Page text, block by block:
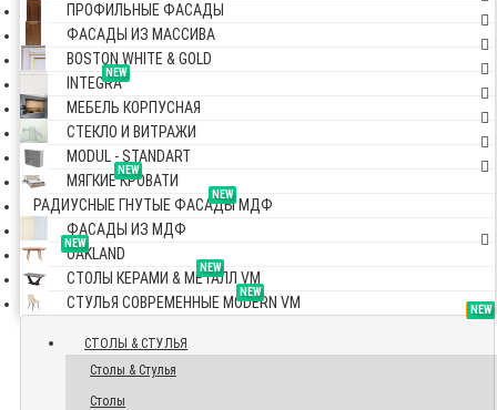
ПРОФИЛЬНЫЕ ФАСАДЫ
ФАСАДЫ ИЗ МАССИВА
BOSTON WHITE & GOLD
NEW
INTEGRA
МЕБЕЛЬ КОРПУСНАЯ
СТЕКЛО И ВИТРАЖИ
MODUL - STANDART
NEW
МЯГКИЕ КРОВАТИ
NEW
РАДИУСНЫЕ ГНУТЫЕ ФАСАДЫ МДФ
ФАСАДЫ ИЗ МДФ
NEW
OAKLAND
NEW
СТОЛЫ КЕРАМИ & МЕТАЛЛ VM
NEW
СТУЛЬЯ СОВРЕМЕННЫЕ MODERN VM TOP
СТОЛЫ & СТУЛЬЯ
Столы & Стулья
Столы
NEW
NEW
NEW